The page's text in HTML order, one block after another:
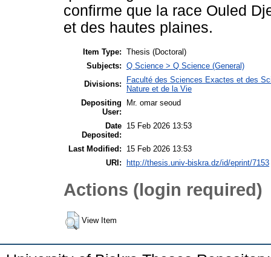
confirme que la race Ouled
et des hautes plaines.
Item Type: Thesis (Doctoral)
Subjects: Q Science > Q Science (General)
Divisions:
Faculté des Sciences Exactes et des
Nature et de la Vie
Depositing
User:
Mr. omar seoud
Date
Deposited:
15 Feb 2026 13:53
Last Modified:
15 Feb 2026 13:53
URI:
http://thesis.univ-biskra.dz/id/eprint/7153
Actions (login required)
View Item